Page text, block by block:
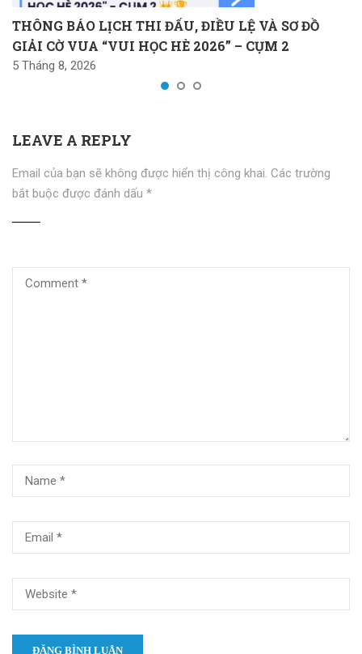
THÔNG BÁO LỊCH THI ĐẤU, ĐIỀU LỆ VÀ SƠ ĐỒ
GIẢI CỜ VUA “VUI HỌC HÈ 2026” – CỤM 2
5 Tháng 8, 2026
LEAVE A REPLY
Email của bạn sẽ không được hiển thị công khai. Các trường
bắt buộc được đánh dấu *